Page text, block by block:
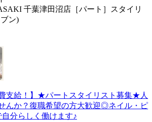
千葉津田沼店［パート］スタイリ
ン)
支給！】★パートスタイリスト募集★人
んか？復職希望の方大歓迎◎ネイル・ピ
分らしく働けます♪